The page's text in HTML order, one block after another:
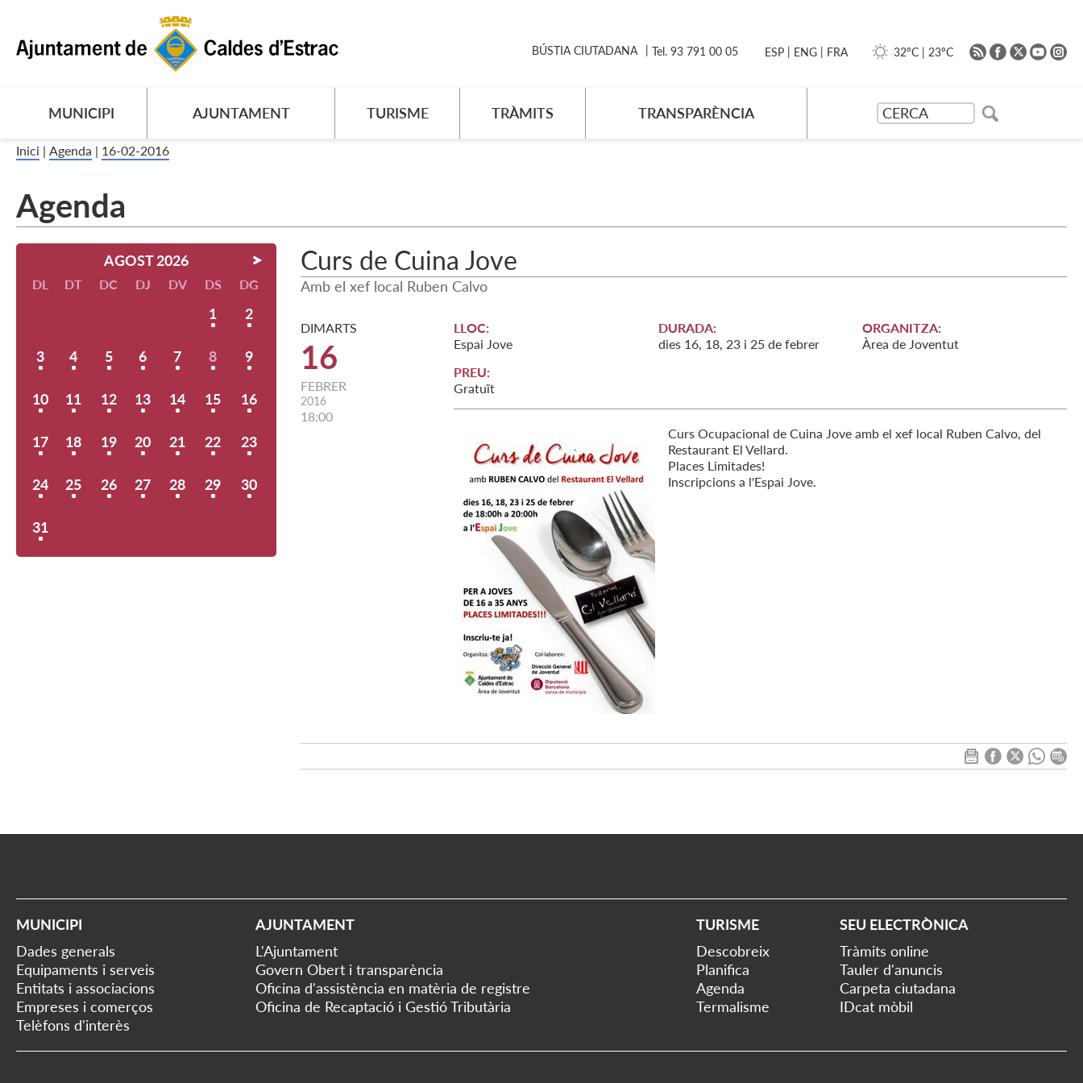
MUNICIPI AJUNTAMENT TURISME TRÀMITS TRANSPARÈNCIA
BÚSTIA CIUTADANA Tel. 93 791 00 05 ESP | ENG | FRA 32ºC | 23ºC
Inici | Agenda | 16-02-2016
Agenda
AGOST 2026
DL DT DC DJ DV DS DG
1 2
3 4 5 6 7 8 9
10 11 12 13 14 15 16
17 18 19 20 21 22 23
24 25 26 27 28 29 30
31
Curs de Cuina Jove
Amb el xef local Ruben Calvo
DIMARTS
16
FEBRER
2016
18:00
LLOC:
Espai Jove
DURADA:
dies 16, 18, 23 i 25 de febrer
ORGANITZA:
Àrea de Joventut
PREU:
Gratuït
Curs Ocupacional de Cuina Jove amb el xef local Ruben Calvo, del
Restaurant El Vellard.
Places Limitades!
Inscripcions a l'Espai Jove.
MUNICIPI
Dades generals
Equipaments i serveis
Entitats i associacions
Empreses i comerços
Telèfons d'interès
AJUNTAMENT
L'Ajuntament
Govern Obert i transparència
Oficina d'assistència en matèria de registre
Oficina de Recaptació i Gestió Tributària
TURISME
Descobreix
Planifica
Agenda
Termalisme
SEU ELECTRÒNICA
Tràmits online
Tauler d'anuncis
Carpeta ciutadana
IDcat mòbil